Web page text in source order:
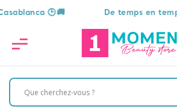
De temps en temps, une surprise vous